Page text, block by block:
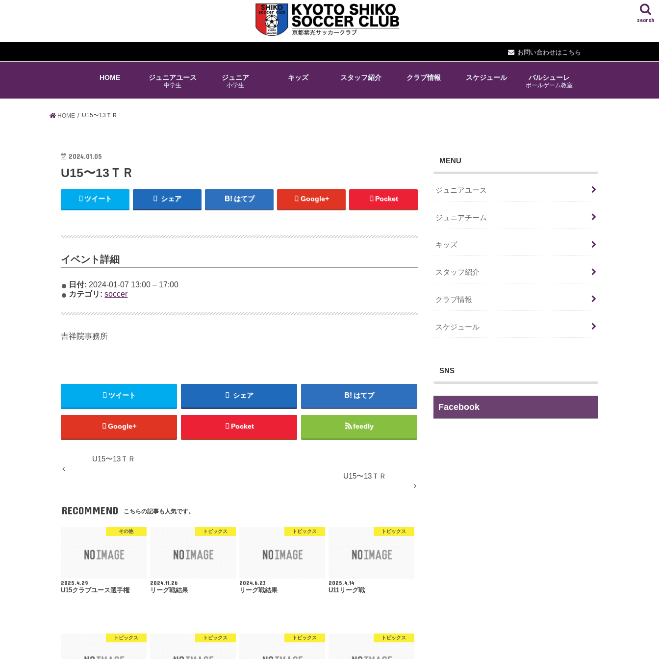
お問い合わせはこちら
search
HOME ジュニアユース
中学生
ジュニア
小学生
キッズ スタッフ紹介 クラブ情報 スケジュール バルシューレ
ボールゲーム教室
HOME U15〜13ＴＲ
2024.01.05
U15〜13ＴＲ
ツイート シェア はてブ Google+ Pocket
イベント詳細
日付: 2024-01-07 13:00 – 17:00
カテゴリ: soccer
吉祥院事務所
ツイート シェア はてブ
Google+ Pocket feedly
U15〜13ＴＲ
U15〜13ＴＲ
RECOMMEND こちらの記事も人気です。
その他
2025.4.29
U15クラブユース選手権
トピックス
2024.11.26
リーグ戦結果
トピックス
2024.6.23
リーグ戦結果
トピックス
2025.4.14
U11リーグ戦
トピックス トピックス トピックス トピックス
MENU
ジュニアユース
ジュニアチーム
キッズ
スタッフ紹介
クラブ情報
スケジュール
SNS
Facebook